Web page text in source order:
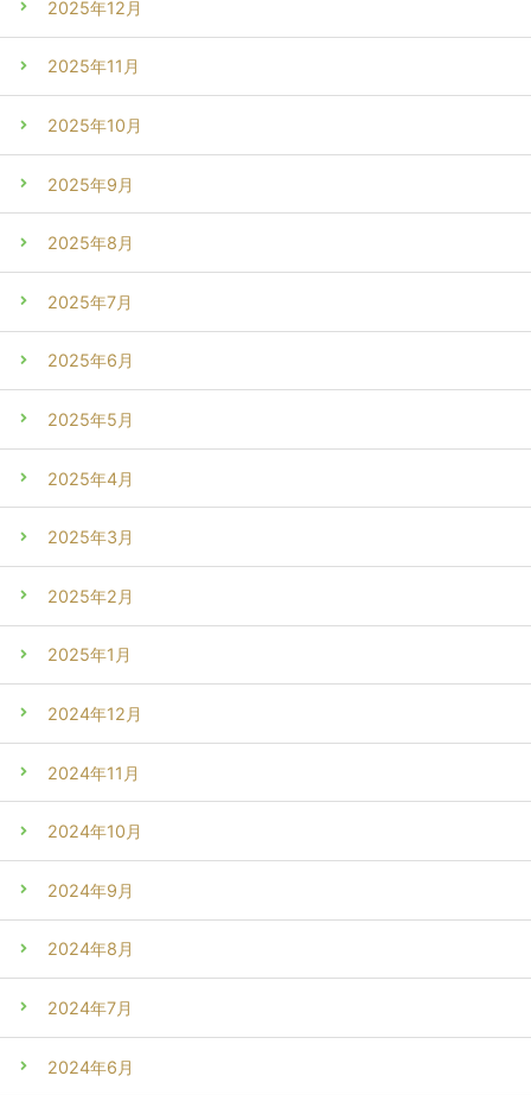
2025年12月
2025年11月
2025年10月
2025年9月
2025年8月
2025年7月
2025年6月
2025年5月
2025年4月
2025年3月
2025年2月
2025年1月
2024年12月
2024年11月
2024年10月
2024年9月
2024年8月
2024年7月
2024年6月